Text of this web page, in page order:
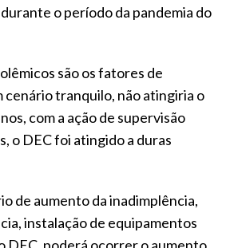
o período da pandemia do
são os fatores de
cenário tranquilo, não atingiria o
com a ação de supervisão
o DEC foi atingido a duras
de aumento da inadimplência,
instalação de equipamentos